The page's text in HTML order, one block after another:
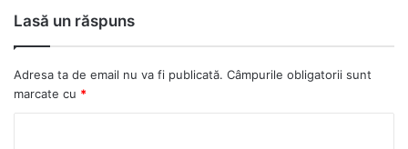
Lasă un răspuns
Adresa ta de email nu va fi publicată. Câmpurile obligatorii sunt
marcate cu *